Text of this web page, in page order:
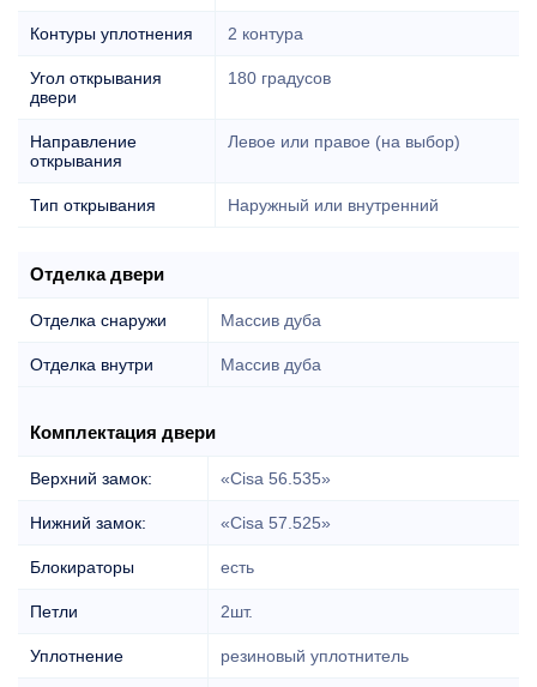
Контуры уплотнения 2 контура
Угол открывания
двери
180 градусов
Направление
открывания
Левое или правое (на выбор)
Тип открывания Наружный или внутренний
Отделка двери
Отделка снаружи Массив дуба
Отделка внутри Массив дуба
Комплектация двери
Верхний замок: «Cisa 56.535»
Нижний замок: «Cisa 57.525»
Блокираторы есть
Петли 2шт.
Уплотнение резиновый уплотнитель